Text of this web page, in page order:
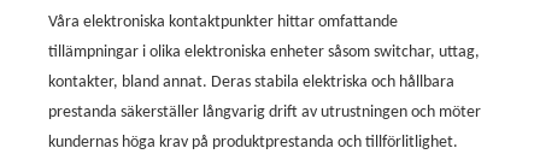
Våra elektroniska kontaktpunkter hittar omfattande
tillämpningar i olika elektroniska enheter såsom switchar, uttag,
kontakter, bland annat. Deras stabila elektriska och hållbara
prestanda säkerställer långvarig drift av utrustningen och möter
kundernas höga krav på produktprestanda och tillförlitlighet.